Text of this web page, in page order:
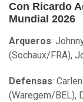
Con Ricardo
Mundial 2026
Arqueros:
(Sochaux/FRA),
Defensas:
(Waregem/BEL),